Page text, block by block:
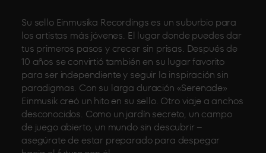
Su sello Einmusika Recordings es un suburbio para
los artistas más jóvenes. El lugar donde puedes dar
tus primeros pasos y crecer sin prisas. Después de
10 años se convirtió también en su lugar favorito
para ser independiente y seguir la inspiración sin
paradigmas. Con su larga duración «Serenade»
Einmusik creó un hito en su sello. Otro viaje a anchos
desconocidos. Como un jardín secreto, un campo
de juego abierto, un mundo sin descubrir –
asegúrate de estar preparado para despegar